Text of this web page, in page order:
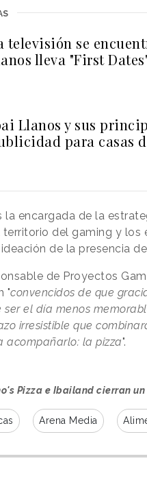
televisión se
lleva "First
Llanos y sus
para casas
la encargada de la
territorio del gaming y
de la presencia
de Proyectos
"convencidos de que
el día menos
irresistible que
acompañarlo: la pizza".
Pizza e Ibailand cierran
Arena Media